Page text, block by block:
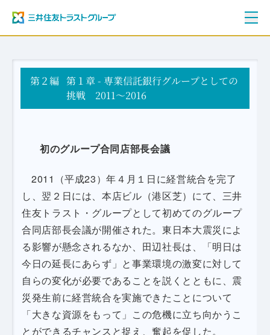
ご挨拶
三井住友トラストグループ100年史
資料編
年表
第２編 第１章 - 専業信託銀行グループとしての
挑戦 2011～2016
初のグループ合同店部長会議
2011（平成23）年４月１日に経営統合を完了
し、翌２日には、本店ビル（港区芝）にて、三井
住友トラスト・グループとして初めてのグループ
合同店部長会議が開催された。東日本大震災によ
る影響が懸念されるなか、田辺社長は、「明日は
今日の延長にあらず」と事業環境の激変に対して
自らの変化が必要であることを説くとともに、震
災発生前に経営統合を実施できたことについて
「大きな資源をもって」この危機に立ち向かうこ
とができるチャンスと捉え、奮起を促した。